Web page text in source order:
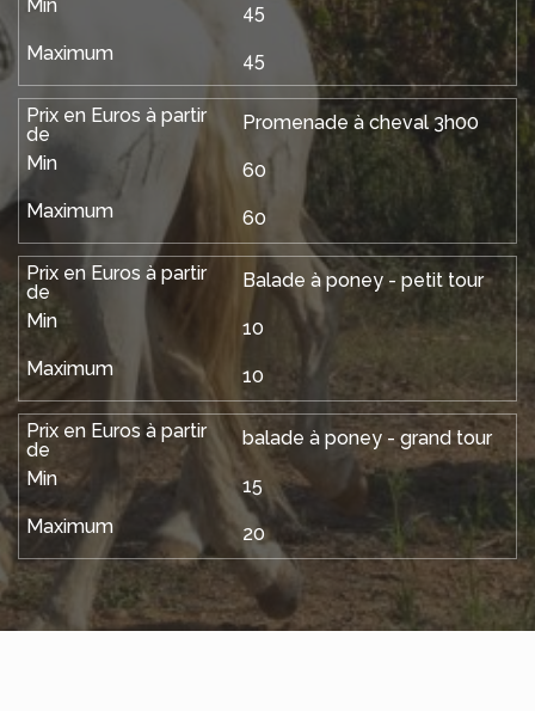
45
45
Promenade à cheval 3h00
60
60
Balade à poney - petit tour
10
10
balade à poney - grand tour
15
20